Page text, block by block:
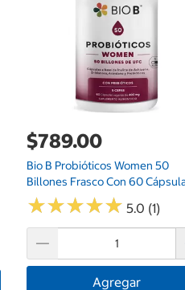
$789.00
Bio B Probióticos Women 50
Billones Frasco Con 60
★★★★★
★★★★★ 5.0 (1)
Agregar